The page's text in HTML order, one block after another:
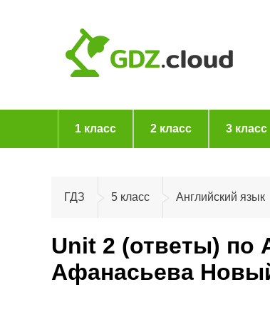
1 класс 2 класс 3 класс
ГДЗ 5 класс Английский язык
Unit 2 (ответы) по
Афанасьева